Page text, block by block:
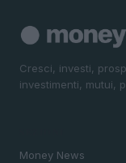
Cresci, investi,
investimenti, mutui,
Money News